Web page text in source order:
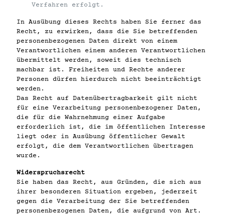
Verfahren erfolgt.
In Ausübung dieses Rechts haben Sie ferner das
Recht, zu erwirken, dass die Sie betreffenden
personenbezogenen Daten direkt von einem
Verantwortlichen einem anderen Verantwortlichen
übermittelt werden, soweit dies technisch
machbar ist. Freiheiten und Rechte anderer
Personen dürfen hierdurch nicht beeinträchtigt
werden.
Das Recht auf Datenübertragbarkeit gilt nicht
für eine Verarbeitung personenbezogener Daten,
die für die Wahrnehmung einer Aufgabe
erforderlich ist, die im öffentlichen Interesse
liegt oder in Ausübung öffentlicher Gewalt
erfolgt, die dem Verantwortlichen übertragen
wurde.
Widerspruchsrecht
Sie haben das Recht, aus Gründen, die sich aus
ihrer besonderen Situation ergeben, jederzeit
gegen die Verarbeitung der Sie betreffenden
personenbezogenen Daten, die aufgrund von Art.